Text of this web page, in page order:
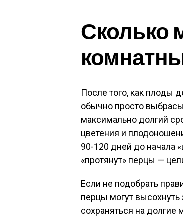
Сколько
После того, как плоды
обычно просто
максимально долгий
цветения и
90-120 дней до начала
«протянут» перцы —
Если не подобрать
перцы могут
сохраняться на